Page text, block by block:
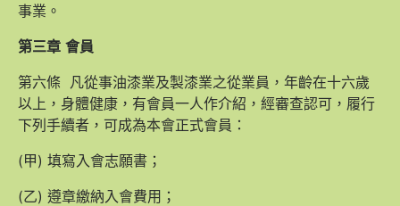
事業。
第三章 會員
第六條 凡從事油漆業及製漆業之從業員，年齡在十六歲
以上，身體健康，有會員一人作介紹，經審查認可，履行
下列手續者，可成為本會正式會員：
(甲) 填寫入會志願書；
(乙) 遵章繳納入會費用；